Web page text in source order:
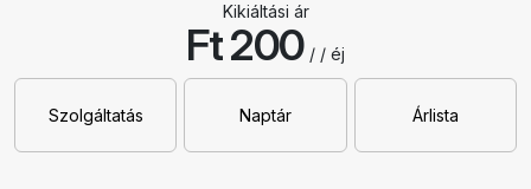
Kikiáltási ár
Ft 200/ / éj
Szolgáltatás Naptár Árlista